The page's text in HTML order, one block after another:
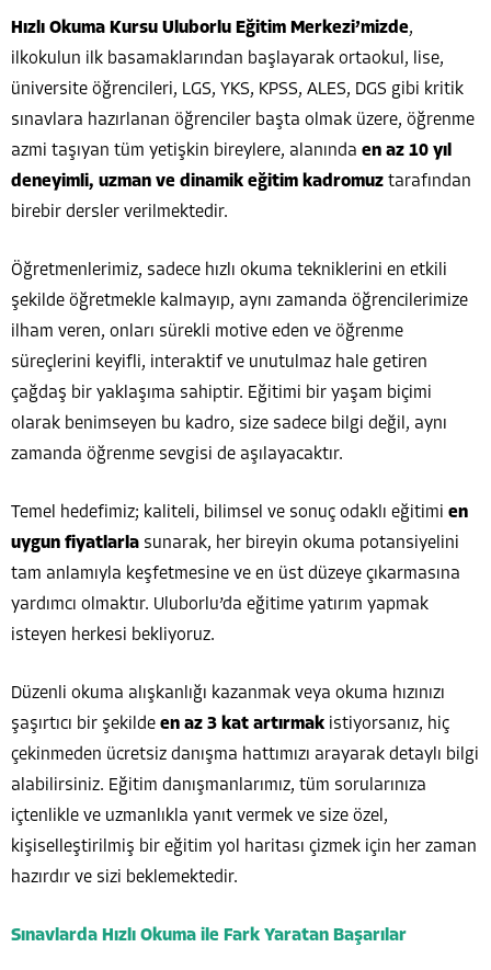
Hızlı Okuma Kursu Uluborlu Eğitim Merkezi’mizde,
ilkokulun ilk basamaklarından başlayarak ortaokul, lise,
üniversite öğrencileri, LGS, YKS, KPSS, ALES, DGS gibi kritik
sınavlara hazırlanan öğrenciler başta olmak üzere, öğrenme
azmi taşıyan tüm yetişkin bireylere, alanında en az 10 yıl
deneyimli, uzman ve dinamik eğitim kadromuz tarafından
birebir dersler verilmektedir.
Öğretmenlerimiz, sadece hızlı okuma tekniklerini en etkili
şekilde öğretmekle kalmayıp, aynı zamanda öğrencilerimize
ilham veren, onları sürekli motive eden ve öğrenme
süreçlerini keyifli, interaktif ve unutulmaz hale getiren
çağdaş bir yaklaşıma sahiptir. Eğitimi bir yaşam biçimi
olarak benimseyen bu kadro, size sadece bilgi değil, aynı
zamanda öğrenme sevgisi de aşılayacaktır.
Temel hedefimiz; kaliteli, bilimsel ve sonuç odaklı eğitimi en
uygun fiyatlarla sunarak, her bireyin okuma potansiyelini
tam anlamıyla keşfetmesine ve en üst düzeye çıkarmasına
yardımcı olmaktır. Uluborlu’da eğitime yatırım yapmak
isteyen herkesi bekliyoruz.
Düzenli okuma alışkanlığı kazanmak veya okuma hızınızı
şaşırtıcı bir şekilde en az 3 kat artırmak istiyorsanız, hiç
çekinmeden ücretsiz danışma hattımızı arayarak detaylı bilgi
alabilirsiniz. Eğitim danışmanlarımız, tüm sorularınıza
içtenlikle ve uzmanlıkla yanıt vermek ve size özel,
kişiselleştirilmiş bir eğitim yol haritası çizmek için her zaman
hazırdır ve sizi beklemektedir.
Sınavlarda Hızlı Okuma ile Fark Yaratan Başarılar